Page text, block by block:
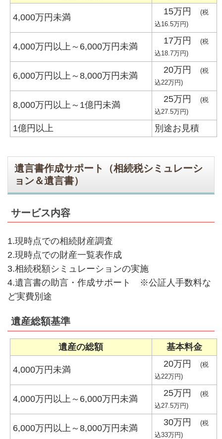
4,000万円未満
15万円
(税
込16.5万円)
4,000万円以上～6,000万円未満
17万円
(税
込18.7万円)
6,000万円以上～8,000万円未満
20万円
(税
込22万円)
8,000万円以上～1億円未満
25万円
(税
込27.5万円)
1億円以上 別途お見積
遺言書作成サポート（相続税シミュレーシ
ョン＆遺言書）
サービス内容
1.現時点での相続財産調査
2.現時点での財産一覧表作成
3.相続税額シミュレーションの実施
4.遺言書の助言・作成サポート ※公証人手数料な
ど実費別途
遺産総額基準
遺産の総額 基本料金
4,000万円未満
20万円
(税
込22万円)
4,000万円以上～6,000万円未満
25万円
(税
込27.5万円)
6,000万円以上～8,000万円未満
30万円
(税
込33万円)